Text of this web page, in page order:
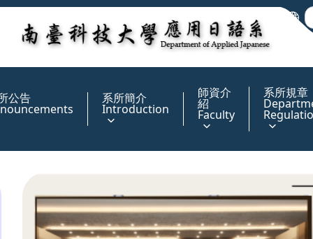
公告 系所簡介
Introduction
師資介
紹
Faculty
系所規章